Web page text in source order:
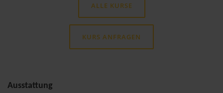
ALLE KURSE
KURS ANFRAGEN
Ausstattung